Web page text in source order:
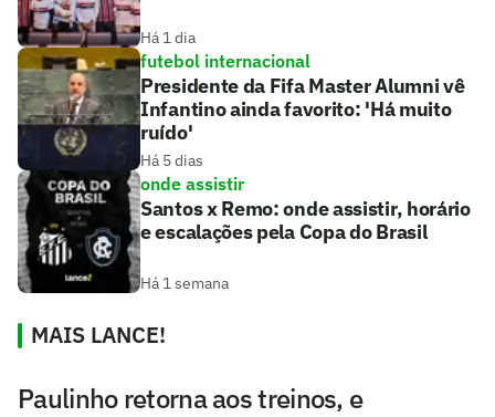
Há 1 dia
futebol internacional
Presidente da Fifa Master Alumni vê
Infantino ainda favorito: 'Há muito
ruído'
Há 5 dias
onde assistir
Santos x Remo: onde assistir, horário
e escalações pela Copa do Brasil
Há 1 semana
MAIS LANCE!
Paulinho retorna aos treinos, e